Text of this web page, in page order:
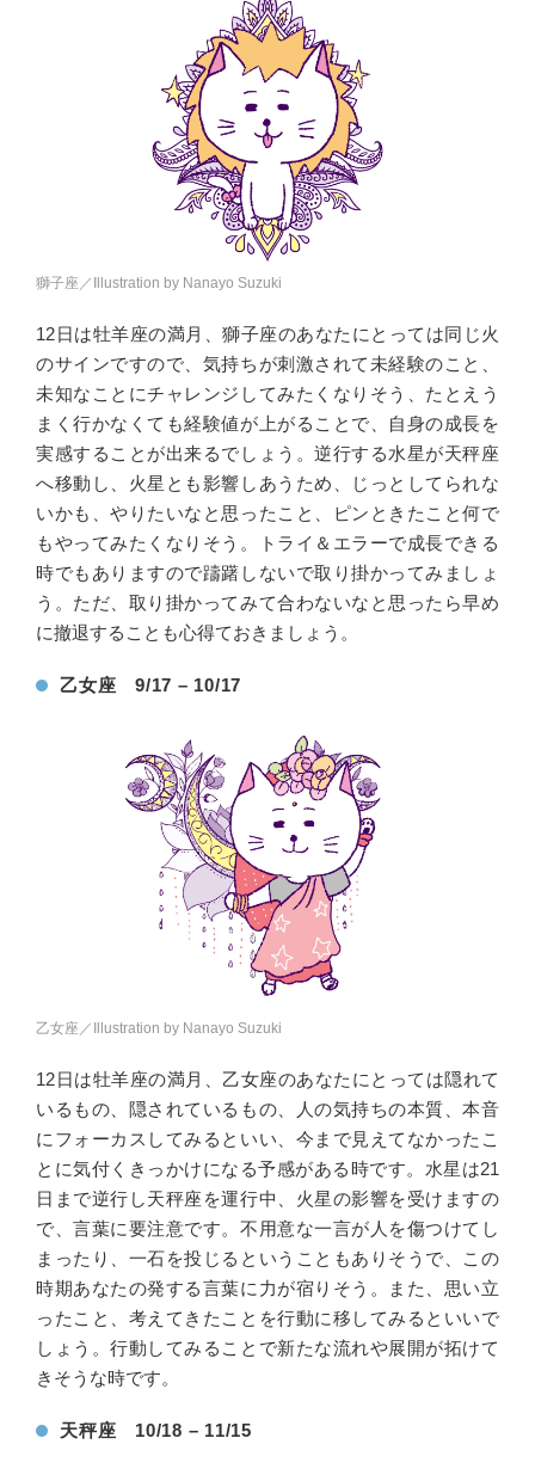
獅子座／Illustration by Nanayo Suzuki
12日は牡羊座の満月、獅子座のあなたにとっては同じ火
のサインですので、気持ちが刺激されて未経験のこと、
未知なことにチャレンジしてみたくなりそう、たとえう
まく行かなくても経験値が上がることで、自身の成長を
実感することが出来るでしょう。逆行する水星が天秤座
へ移動し、火星とも影響しあうため、じっとしてられな
いかも、やりたいなと思ったこと、ピンときたこと何で
もやってみたくなりそう。トライ＆エラーで成長できる
時でもありますので躊躇しないで取り掛かってみましょ
う。ただ、取り掛かってみて合わないなと思ったら早め
に撤退することも心得ておきましょう。
乙女座 9/17 – 10/17
乙女座／Illustration by Nanayo Suzuki
12日は牡羊座の満月、乙女座のあなたにとっては隠れて
いるもの、隠されているもの、人の気持ちの本質、本音
にフォーカスしてみるといい、今まで見えてなかったこ
とに気付くきっかけになる予感がある時です。水星は21
日まで逆行し天秤座を運行中、火星の影響を受けますの
で、言葉に要注意です。不用意な一言が人を傷つけてし
まったり、一石を投じるということもありそうで、この
時期あなたの発する言葉に力が宿りそう。また、思い立
ったこと、考えてきたことを行動に移してみるといいで
しょう。行動してみることで新たな流れや展開が拓けて
きそうな時です。
天秤座 10/18 – 11/15